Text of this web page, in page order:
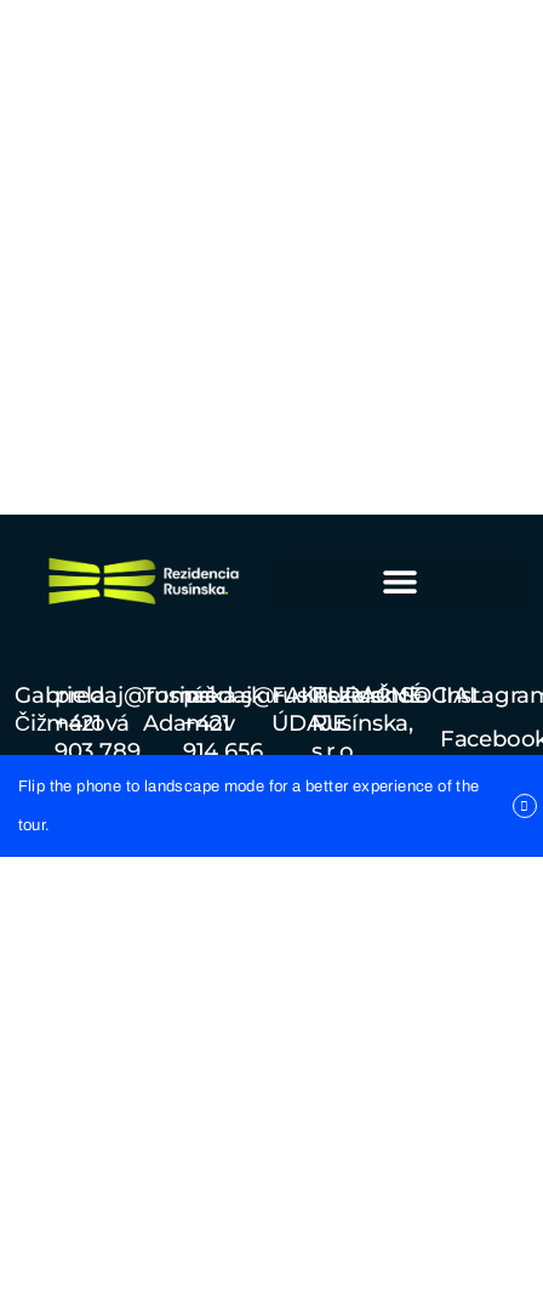
Gabriela
Čižmárová
predaj@rusinska.sk
+421
903 789
003
Tomáš
Adamov
predaj@rusinska.sk
+421
914 656
789
FAKTURAČNÉ
ÚDAJE
Rezidencia
Rusínska,
s.r.o.
Petrovany
Petrovany
SOCIAL
Flip the phone to landscape mode for a better experience of the
tour.